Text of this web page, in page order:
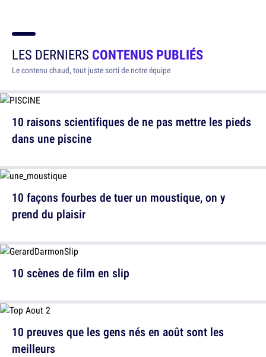
LES DERNIERS CONTENUS PUBLIÉS
Le contenu chaud, tout juste sorti de notre équipe
10 raisons scientifiques de ne pas mettre les pieds
dans une piscine
10 scènes de film en slip
10 façons fourbes de tuer un moustique, on y
prend du plaisir
10 preuves que les gens nés en août sont les
meilleurs